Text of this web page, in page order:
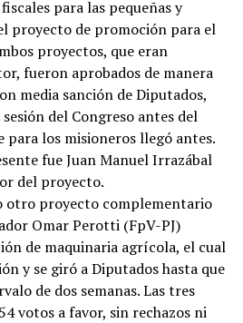
para las pequeñas y
proyecto de promoción para el
proyectos, que eran
fueron aprobados de manera
media sanción de Diputados,
del Congreso antes del
para los misioneros llegó antes.
fue Juan Manuel Irrazábal
del proyecto.
otro proyecto complementario
Omar Perotti (FpV-PJ)
de maquinaria agrícola, el cual
y se giró a Diputados hasta que
de dos semanas. Las tres
votos a favor, sin rechazos ni